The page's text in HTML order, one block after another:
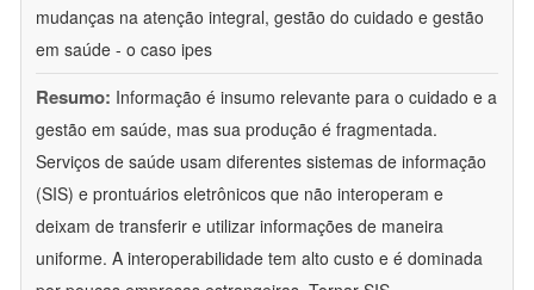
mudanças na atenção integral, gestão do cuidado e gestão
em saúde - o caso ipes
Resumo: Informação é insumo relevante para o cuidado e a
gestão em saúde, mas sua produção é fragmentada.
Serviços de saúde usam diferentes sistemas de informação
(SIS) e prontuários eletrônicos que não interoperam e
deixam de transferir e utilizar informações de maneira
uniforme. A interoperabilidade tem alto custo e é dominada